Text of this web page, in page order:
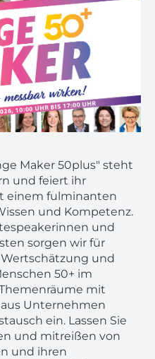
Maker 50plus" steht
und feiert ihr
einem fulminanten
und Kompetenz.
und
sorgen wir für
und
50+ im
mit
Unternehmen
ein. Lassen Sie
und mitreißen von
und ihren